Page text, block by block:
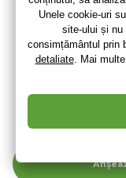
,53 lei
1 071,20 lei(-3 %)
856,63 leifără TVA
+ 225 puncte
Expediere in 48 de